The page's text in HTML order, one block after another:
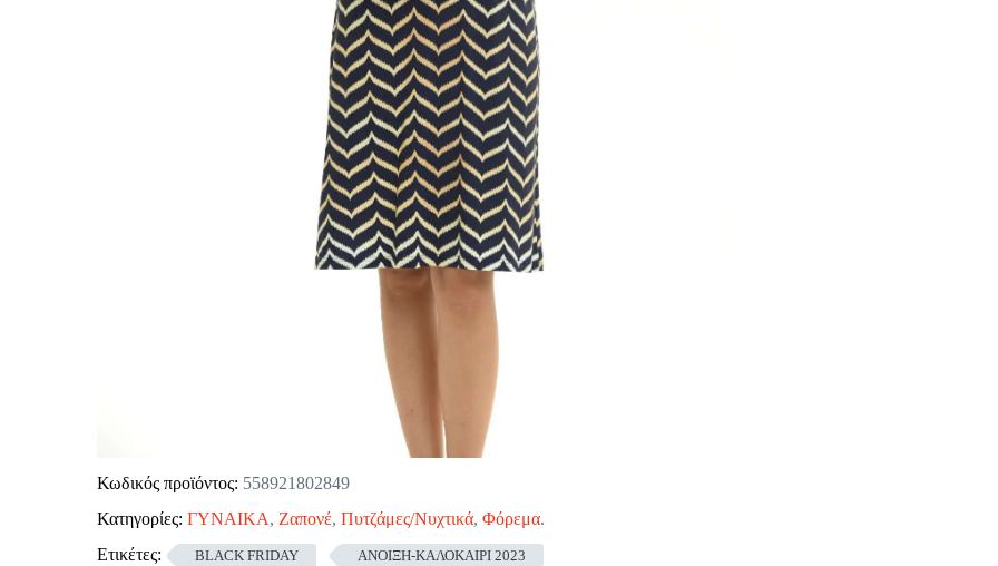
Κωδικός προϊόντος: 558921802849
Κατηγορίες: ΓΥΝΑΙΚΑ, Ζαπονέ, Πυτζάμες/Νυχτικά, Φόρεμα.
Ετικέτες:
BLACK FRIDAY ΑΝΟΙΞΗ-ΚΑΛΟΚΑΙΡΙ 2023